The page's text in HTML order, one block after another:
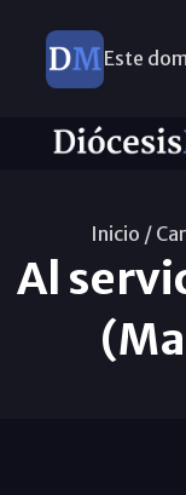
Este
Inicio /
Al